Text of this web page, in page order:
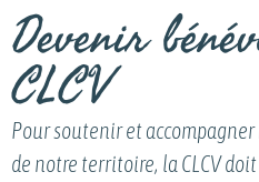
Devenir
CLCV
Pour soutenir et
de notre territoire, la CLCV